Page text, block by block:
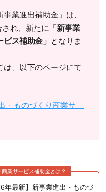
業進出補助金」は、
れ、新たに
「新事業
ス補助金」 となりま
は、以下のページにて
・ものづくり商業サー
商業サービス補助金とは？
年最新】新事業進出・ものづ